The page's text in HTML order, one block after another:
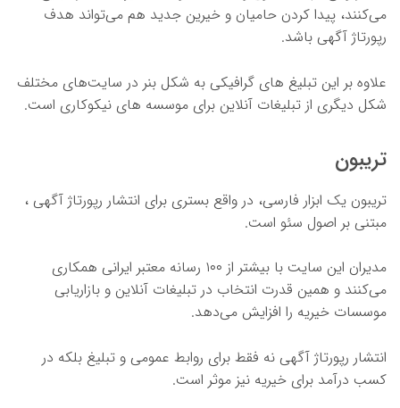
می‌کنند، پیدا کردن حامیان و خیرین جدید هم می‌تواند هدف
رپورتاژ آگهی باشد.
علاوه بر این تبلیغ های گرافیکی به شکل بنر در سایت‌های مختلف
شکل دیگری از تبلیغات آنلاین برای موسسه های نیکوکاری است.
تریبون
تریبون یک ابزار فارسی، در واقع بستری برای انتشار رپورتاژ آگهی ،
مبتنی بر اصول سئو است.
مدیران این سایت با بیشتر از ۱۰۰ رسانه معتبر ایرانی همکاری
می‌کنند و همین قدرت انتخاب در تبلیغات آنلاین و بازاریابی
موسسات خیریه را افزایش می‌دهد.
انتشار رپورتاژ آگهی نه فقط برای روابط عمومی و تبلیغ بلکه در
کسب درآمد برای خیریه نیز موثر است.